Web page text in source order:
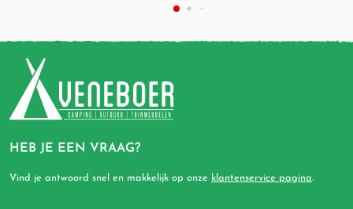
HEB JE EEN VRAAG?
Vind je antwoord snel en makkelijk op onze klantenservice pagina.